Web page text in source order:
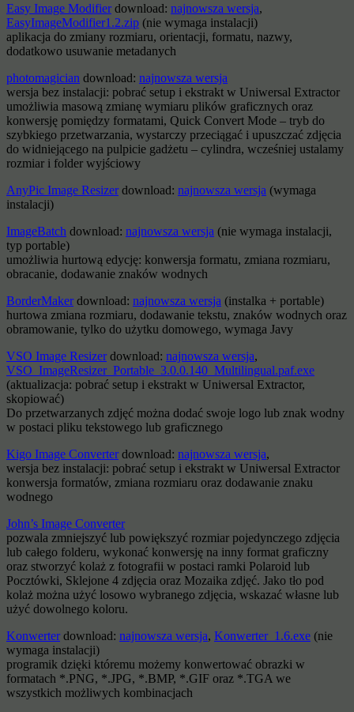
Easy Image Modifierdownload: najnowsza wersja,
EasyImageModifier1.2.zip (nie wymaga instalacji)
aplikacja do zmiany rozmiaru, orientacji, formatu, nazwy,
dodatkowo usuwanie metadanych
photomagician download: najnowsza wersja
wersja bez instalacji: pobrać setup i ekstrakt w Uniwersal Extractor
umożliwia masową zmianę wymiaru plików graficznych oraz
konwersję pomiędzy formatami, Quick Convert Mode – tryb do
szybkiego przetwarzania, wystarczy przeciągać i upuszczać zdjęcia
do widniejącego na pulpicie gadżetu – cylindra, wcześniej ustalamy
rozmiar i folder wyjściowy
AnyPic Image Resizerdownload: najnowsza wersja (wymaga
instalacji)
ImageBatch download: najnowsza wersja (nie wymaga instalacji,
typ portable)
umożliwia hurtową edycję: konwersja formatu, zmiana rozmiaru,
obracanie, dodawanie znaków wodnych
BorderMakerdownload: najnowsza wersja (instalka + portable)
hurtowa zmiana rozmiaru, dodawanie tekstu, znaków wodnych oraz
obramowanie, tylko do użytku domowego, wymaga Javy
VSO Image Resizerdownload: najnowsza wersja,
VSO_ImageResizer_Portable_3.0.0.140_Multilingual.paf.exe
(aktualizacja: pobrać setup i ekstrakt w Uniwersal Extractor,
skopiować)
Do przetwarzanych zdjęć można dodać swoje logo lub znak wodny
w postaci pliku tekstowego lub graficznego
Kigo Image Converterdownload: najnowsza wersja,
wersja bez instalacji: pobrać setup i ekstrakt w Uniwersal Extractor
konwersja formatów, zmiana rozmiaru oraz dodawanie znaku
wodnego
John’s Image Converter
pozwala zmniejszyć lub powiększyć rozmiar pojedynczego zdjęcia
lub całego folderu, wykonać konwersję na inny format graficzny
oraz stworzyć kolaż z fotografii w postaci ramki Polaroid lub
Pocztówki, Sklejone 4 zdjęcia oraz Mozaika zdjęć. Jako tło pod
kolaż można użyć losowo wybranego zdjęcia, wskazać własne lub
użyć dowolnego koloru.
Konwerterdownload: najnowsza wersja, Konwerter_1.6.exe (nie
wymaga instalacji)
programik dzięki któremu możemy konwertować obrazki w
formatach *.PNG, *.JPG, *.BMP, *.GIF oraz *.TGA we
wszystkich możliwych kombinacjach